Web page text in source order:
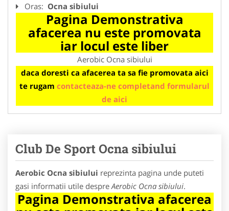
Oras: Ocna sibiului
Pagina Demonstrativa
afacerea nu este promovata
iar locul este liber
Aerobic Ocna sibiului
daca doresti ca afacerea ta sa fie promovata aici
te rugam contacteaza-ne completand formularul
de aici
Club De Sport Ocna sibiului
Aerobic Ocna sibiului reprezinta pagina unde puteti
gasi informatii utile despre Aerobic Ocna sibiului.
Pagina Demonstrativa afacerea